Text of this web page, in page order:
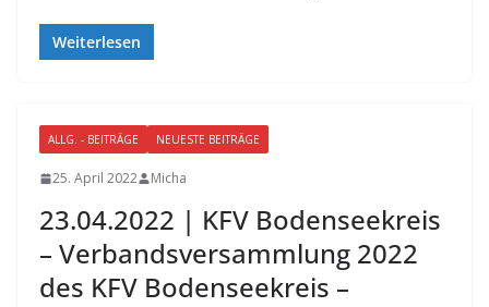
Weiterlesen
ALLG. - BEITRÄGE NEUESTE BEITRÄGE
25. April 2022 Micha
23.04.2022 | KFV Bodenseekreis
– Verbandsversammlung 2022
des KFV Bodenseekreis –